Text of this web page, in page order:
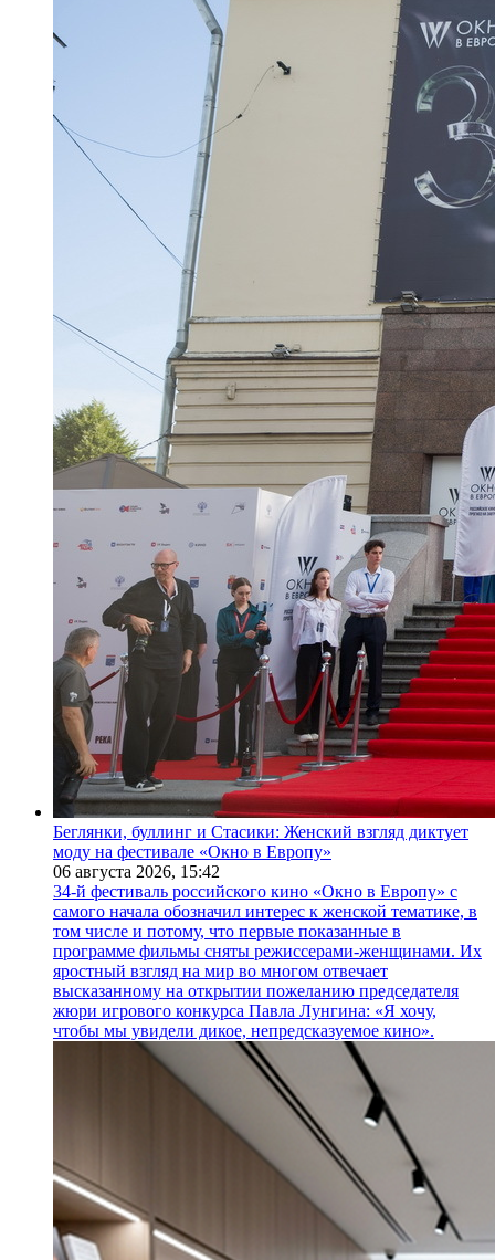
Беглянки, буллинг и Стасики: Женский взгляд диктует
моду на фестивале «Окно в Европу»
06 августа 2026, 15:42
34-й фестиваль российского кино «Окно в Европу» с
самого начала обозначил интерес к женской тематике, в
том числе и потому, что первые показанные в
программе фильмы сняты режиссерами-женщинами. Их
яростный взгляд на мир во многом отвечает
высказанному на открытии пожеланию председателя
жюри игрового конкурса Павла Лунгина: «Я хочу,
чтобы мы увидели дикое, непредсказуемое кино».